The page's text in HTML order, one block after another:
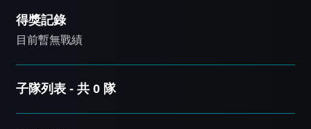
得獎記錄
目前暫無戰績
子隊列表 - 共 0 隊